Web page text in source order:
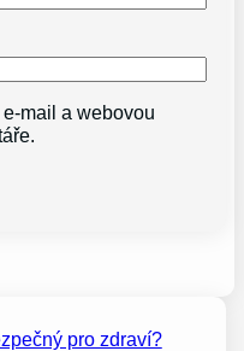
mail a webovou
pro zdraví?